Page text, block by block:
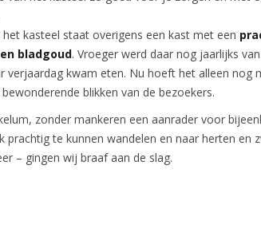
het kasteel staat overigens een kast met een
bladgoud. Vroeger werd daar nog jaarlijks
verjaardag kwam eten. Nu hoeft het alleen nog
blikken van de bezoekers.
zonder mankeren een aanrader voor
prachtig te kunnen wandelen en naar herten en
– gingen wij braaf aan de slag.